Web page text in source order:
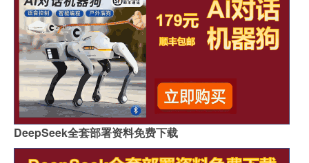
DeepSeek全套部署资料免费下载